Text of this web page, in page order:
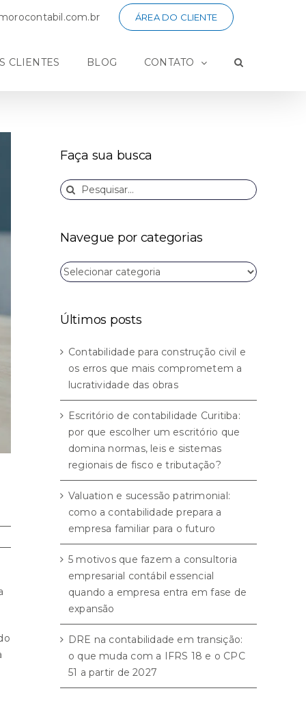
ÁREA DO CLIENTE
CLIENTES BLOG CONTATO
Faça sua busca
Buscar
resultados
Navegue por categorias
Navegue
por
Últimos posts
Contabilidade para construção civil e
os erros que mais comprometem a
lucratividade das obras
Escritório de contabilidade Curitiba:
por que escolher um escritório que
domina normas, leis e sistemas
regionais de fisco e tributação?
Valuation e sucessão patrimonial:
como a contabilidade prepara a
empresa familiar para o futuro
5 motivos que fazem a consultoria
empresarial contábil essencial
quando a empresa entra em fase de
expansão
DRE na contabilidade em transição:
o que muda com a IFRS 18 e o CPC
51 a partir de 2027